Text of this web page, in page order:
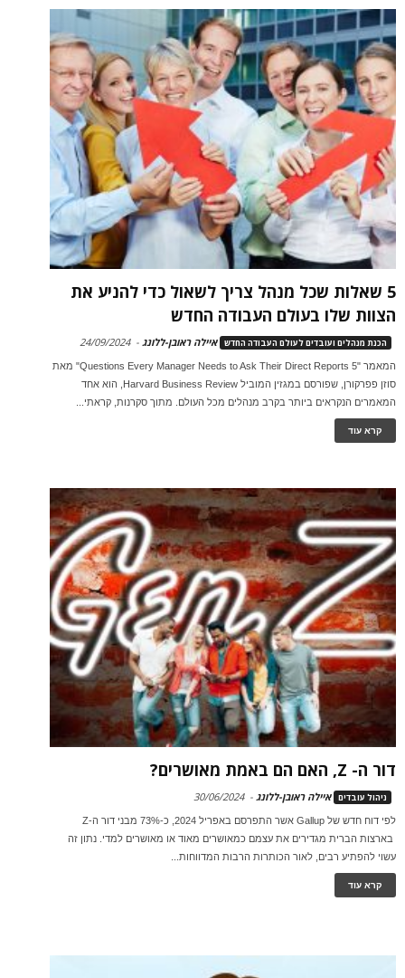
5 שאלות שכל מנהל צריך לשאול כדי להניע את
הצוות שלו בעולם העבודה החדש
הכנת מנהלים ועובדים לעולם העבודה החדש איילה ראובן-ללונג -
24/09/2024
המאמר "5 Questions Every Manager Needs to Ask Their Direct Reports" מאת
סוזן פפרקורן, שפורסם במגזין המוביל Harvard Business Review, הוא אחד
המאמרים הנקראים ביותר בקרב מנהלים מכל העולם. מתוך סקרנות, קראתי...
קרא עוד
דור ה- Z, האם הם באמת מאושרים?
ניהול עובדים איילה ראובן-ללונג -
30/06/2024
לפי דוח חדש של Gallup אשר התפרסם באפריל 2024, כ-73% מבני דור ה-Z
בארצות הברית מגדירים את עצמם כמאושרים מאוד או מאושרים למדי. נתון זה
עשוי להפתיע רבים, לאור הכותרות הרבות המדווחות...
קרא עוד